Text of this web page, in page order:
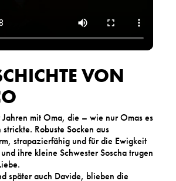
VON
mit Oma, die – wie nur Omas es
Robuste Socken aus
strapazierfähig und für die Ewigkeit
ihre kleine Schwester Soscha trugen
später auch Davide, blieben die